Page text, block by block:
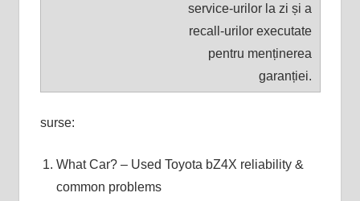
service-urilor la zi și a
recall-urilor executate
pentru menținerea
garanției.
surse:
What Car? – Used Toyota bZ4X reliability &
common problems